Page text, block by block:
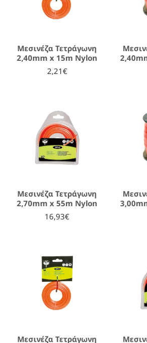
Μεσινέζα Τετράγωνη
2,40mm x 15m Nylon
2,21€
Μεσινέζα Τετράγωνη
2,70mm x 55m Nylon
16,93€
Μεσινέζα Τετράγωνη